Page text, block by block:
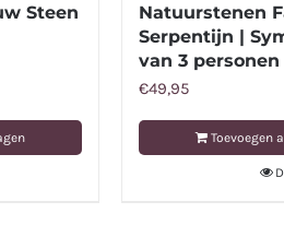
Steen
Natuurstenen
Serpentijn |
van 3 personen
€49,95
Toevoegen